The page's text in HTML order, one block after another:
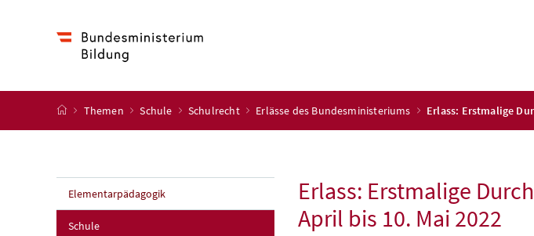
Startseite
Themen Schule Schulrecht Erlässe des Bundesministeriums Erlass: Erstmalige
Elementarpädagogik
Schule
Erlass: Erstmalige
April bis 10. Mai 2022